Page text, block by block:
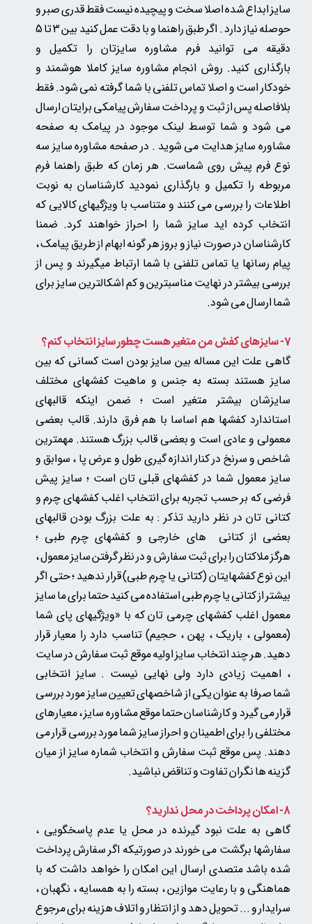
سایز ابداع شده اصلا سخت و پیچیده نیست فقط قدری صبر و
حوصله نیاز دارد . اگر طبق راهنما و با دقت عمل کنید بین 3 تا 5
دقیقه می توانید فرم مشاوره سایزتان را تکمیل و
بارگذاری کنید. روش انجام مشاوره سایز کاملا هوشمند و
خودکار است و اصلا تماس تلفنی با شما گرفته نمی شود. فقط
بلافاصله پس از ثبت و پرداخت سفارش پیامکی برایتان ارسال
می شود و شما توسط لینک موجود در پیامک به صفحه
مشاوره سایز هدایت می شوید . در صفحه مشاوره سایز سه
نوع فرم پیش روی شماست. هر زمان که طبق راهنما فرم
مربوطه را تکمیل و بارگذاری نمودید کارشناسان به نوبت
اطلاعات را بررسی می کنند و متناسب با ویژگیهای کالایی که
انتخاب کرده اید سایز شما را احراز خواهند کرد. ضمنا
کارشناسان در صورت نیاز و بروز هر گونه ابهام از طریق پیامک ،
پیام رسانها یا تماس تلفنی با شما ارتباط میگیرند و پس از
بررسی بیشتر در نهایت مناسبترین و کم اشکالترین سایز برای
شما ارسال می شود.
7- سایزهای کفش من متغیر هست چطور سایز انتخاب کنم؟
گاهی علت این مساله بین سایز بودن است کسانی که بین
سایز هستند بسته به جنس و ماهیت کفشهای مختلف
سایزشان بیشتر متغیر است ؛ ضمن اینکه قالبهای
استاندارد کفشها هم اساسا با هم فرق دارند. قالب بعضی
معمولی و عادی است و بعضی قالب بزرگ هستند. مهمترین
شاخص و سرنخ در کنار اندازه گیری طول و عرض پا ، سوابق و
سایز معمول شما در کفشهای قبلی تان است ؛ سایز پیش
فرضی که بر حسب تجربه برای انتخاب اغلب کفشهای چرم و
کتانی تان در نظر دارید تذکر : به علت بزرگ بودن قالبهای
بعضی از کتانی های خارجی و کفشهای چرم طبی ؛
هرگز ملاکتان را برای ثبت سفارش و در نظر گرفتن سایز معمول ،
این نوع کفشهایتان (کتانی یا چرم طبی) قرار ندهید ؛ حتی اگر
بیشتر از کتانی یا چرم طبی استفاده می کنید حتما برای ما سایز
معمول اغلب کفشهای چرمی تانکه با «ویژگیهای پای شما
(معمولی ، باریک ، پهن ، حجیم) تناسب دارد را معیار قرار
دهید. هر چند انتخاب سایز اولیه موقع ثبت سفارش در سایت
، اهمیت زیادی دارد ولی نهایی نیست . سایز انتخابی
شما صرفا به عنوان یکی از شاخصهای تعیین سایز مورد بررسی
قرار می گیرد و کارشناسان حتما موقع مشاوره سایز ، معیارهای
مختلفی را برای اطمینان و احراز سایز شما مورد بررسی قرار می
دهند. پس موقع ثبت سفارش و انتخاب شماره سایز از میان
گزینه ها نگران تفاوت و تناقض نباشید.
8- امکان پرداخت در محل ندارید؟
گاهی به علت نبود گیرنده در محل یا عدم پاسخگویی ،
سفارشها برگشت می خورند در صورتیکه اگر سفارش پرداخت
شده باشد متصدی ارسال این امکان را خواهد داشت که با
هماهنگی و با رعایت موازین ، بسته را به همسایه ، نگهبان ،
سرایدار و ... تحویل دهد و از انتظار و اتلاف هزینه برای مرجوع